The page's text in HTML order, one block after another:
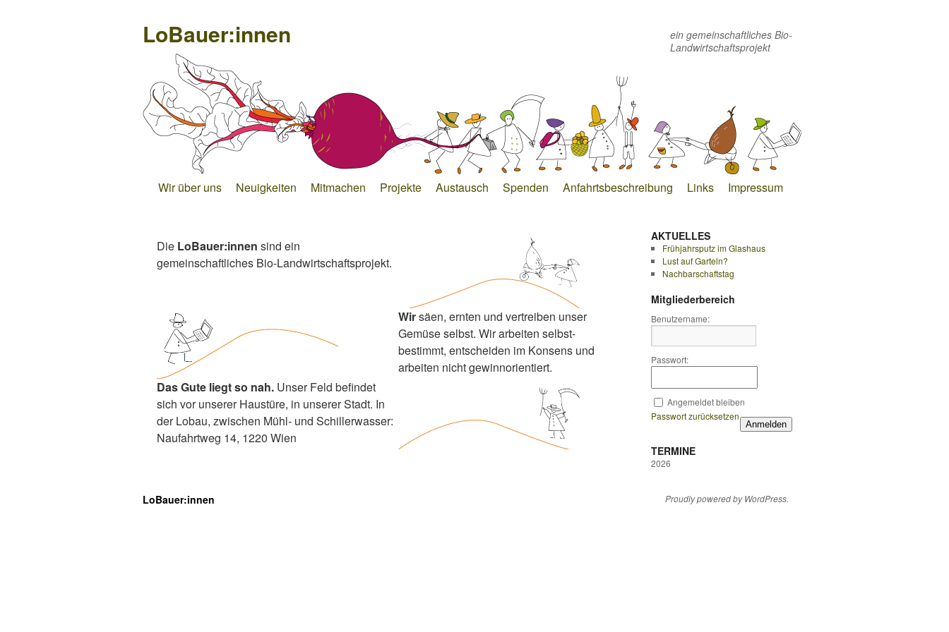
LoBauer:innen
ein gemeinschaftliches Bio-
Landwirtschaftsprojekt
Wir über uns Neuigkeiten Mitmachen Projekte Austausch Spenden Anfahrtsbeschreibung Links Impressum
Die LoBauer:innen sind ein
gemeinschaftliches Bio-Landwirtschaftsprojekt.
Wirsäen, ernten und vertreiben unser
Gemüse selbst. Wir arbeiten selbst-
bestimmt, entscheiden im Konsens und
arbeiten nicht gewinnorientiert.
Das Gute liegt so nah. Unser Feld befindet
sich vor unserer Haustüre, in unserer Stadt. In
der Lobau, zwischen Mühl- und Schillerwasser:
Naufahrtweg 14, 1220 Wien
AKTUELLES
Frühjahrsputz im Glashaus
Lust auf Garteln?
Nachbarschaftstag
Mitgliederbereich
Benutzername:
Passwort:
Angemeldet bleiben
Anmelden
Passwort zurücksetzen
TERMINE
2026
LoBauer:innen Proudly powered by WordPress.